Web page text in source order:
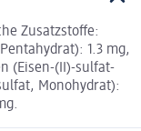
Zusatzstoffe:
1.3 mg,
(Eisen-(II)-sulfat-
Monohydrat):